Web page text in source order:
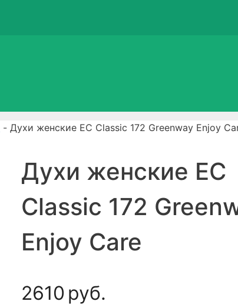
- Духи женские EC Classic 172 Greenway Enjoy
Духи женские EC
Classic 172
Enjoy Care
2610 руб.